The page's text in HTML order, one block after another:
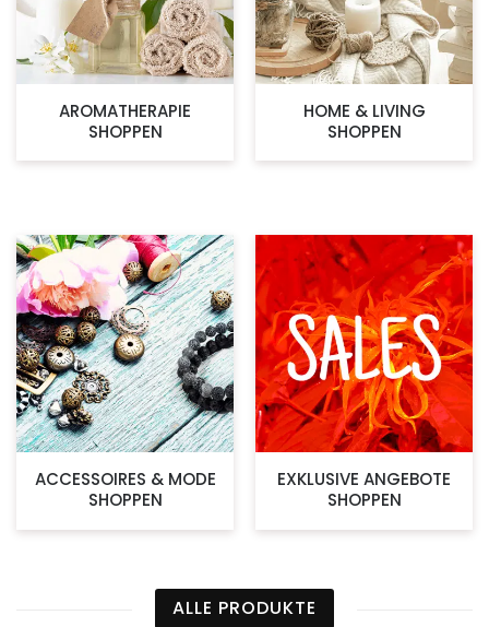
AROMATHERAPIE
SHOPPEN
HOME & LIVING
SHOPPEN
ACCESSOIRES & MODE
SHOPPEN
EXKLUSIVE ANGEBOTE
SHOPPEN
ALLE PRODUKTE